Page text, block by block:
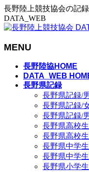
長野陸上競技協会の記
DATA_WEB
MENU
長野陸協HOME
DATA_WEB
長野県記録
長野県記録/
長野県記録/
長野県記録/
長野県高校
長野県高校
長野県中学
長野県中学
長野県小学